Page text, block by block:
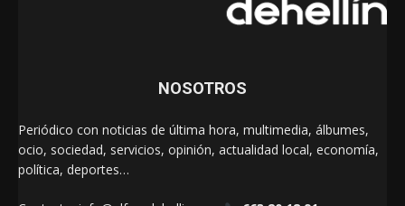
NOSOTROS
Periódico con noticias de última hora, multimedia, álbumes,
ocio, sociedad, servicios, opinión, actualidad local, economía,
política, deportes…